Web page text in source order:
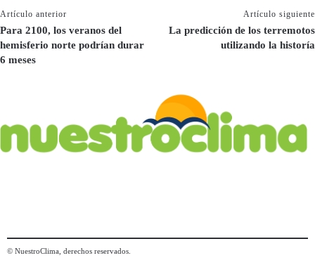
Artículo anterior
Para 2100, los veranos del
hemisferio norte podrían durar
6 meses
Artículo siguiente
La predicción de los terremotos
utilizando la historía
© NuestroClima, derechos reservados.